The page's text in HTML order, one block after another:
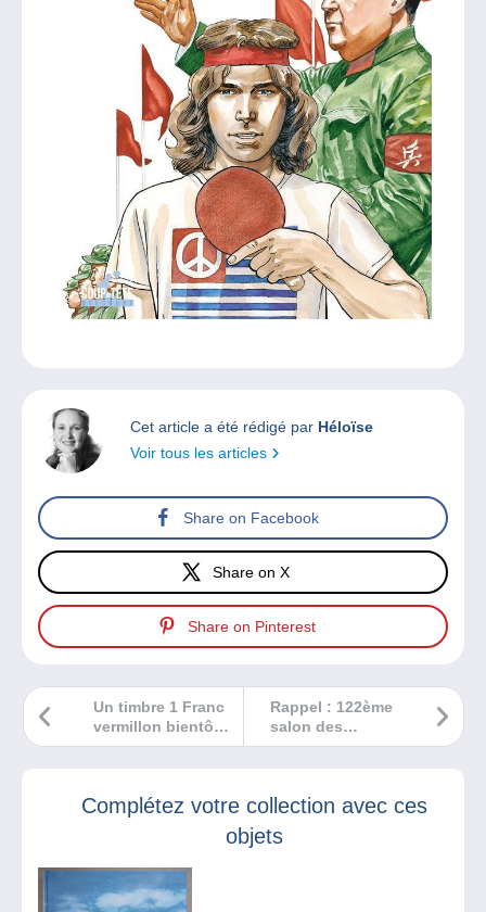
Cet article a été rédigé par Héloïse
Voir tous les articles
Share on Facebook
Share on X
Share on Pinterest
Rappel : 122ème
salon des
collectionneurs
octobre 2024
Un timbre 1 Franc
vermillon bientôt
pour vous ?
Complétez votre collection avec ces
objets